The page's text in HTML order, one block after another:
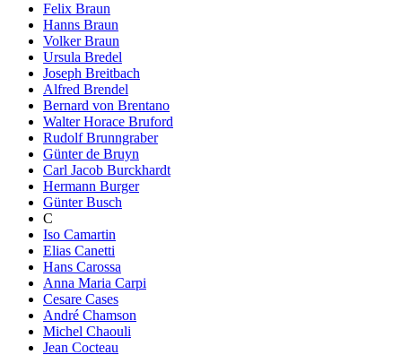
Felix Braun
Hanns Braun
Volker Braun
Ursula Bredel
Joseph Breitbach
Alfred Brendel
Bernard von Brentano
Walter Horace Bruford
Rudolf Brunngraber
Günter de Bruyn
Carl Jacob Burckhardt
Hermann Burger
Günter Busch
C
Iso Camartin
Elias Canetti
Hans Carossa
Anna Maria Carpi
Cesare Cases
André Chamson
Michel Chaouli
Jean Cocteau